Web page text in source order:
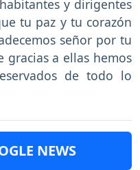
y dirigentes
tu paz y tu corazón
señor por tu
gracias a ellas hemos
de todo lo
NEWS